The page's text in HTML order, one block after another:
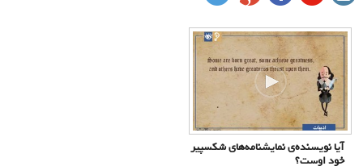
آیا نویسنده‌ی نمایشنامه‌های شکسپیر
خود اوست؟